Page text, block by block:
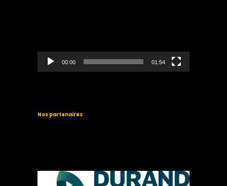
00:00 01:54
Nos partenaires